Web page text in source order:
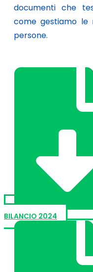
documenti che
come gestiamo le
persone.
BILANCIO 2024